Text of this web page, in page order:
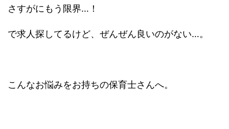
さすがにもう限界…！
で求人探してるけど、ぜんぜん良いのがない…。
こんなお悩みをお持ちの保育士さんへ。